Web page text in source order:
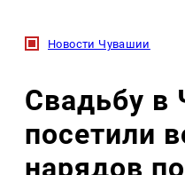
Новости Чувашии
Свадьбу в
посетили
нарядов